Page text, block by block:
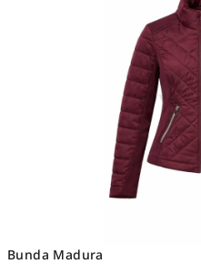
Bunda Madura
hvězdiček.